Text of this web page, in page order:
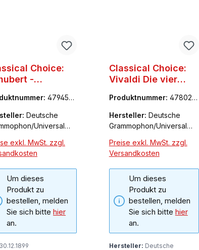
Choice:
-
479455-
Deutsche
Universal
exkl. MwSt. zzgl.
Um dieses
Produkt zu
bestellen, melden
Sie sich bitte hier
an.
30.12.1899
Classical Choice:
Vivaldi Die vier
Produktnummer: 478024
Hersteller: Deutsche
Grammophon/Universal
Preise exkl. MwSt. zzgl.
Versandkosten
Um dieses
Produkt zu
bestellen, melden
Sie sich bitte hier
an.
Hersteller: Deutsche